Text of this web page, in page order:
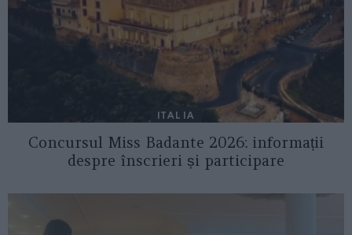
ITALIA
Concursul Miss Badante 2026: informații
despre înscrieri și participare